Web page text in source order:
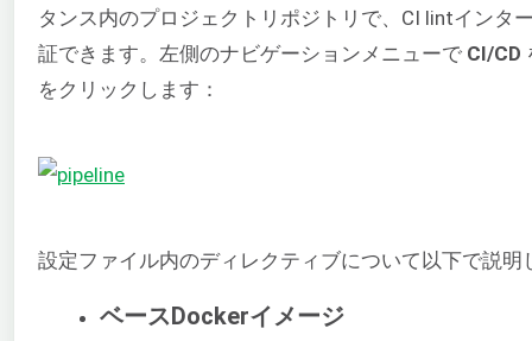
タンス内のプロジェクトリポジトリで、CI lintインタ
証できます。左側のナビゲーションメニューで CI/CD
をクリックします：
設定ファイル内のディレクティブについて以下で説明
ベースDockerイメージ